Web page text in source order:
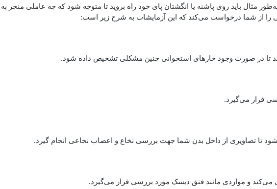
مثال باید روی پاشنه یا انگشتان پای خود راه بروید تا متوجه شود که چه عاملی منجر
را از شما درخواست می‌کند که این آزمایشات به شرح زیر است:
تا در صورت وجود خارهای استخوانی چنین مشکلی تشخیص داده شود.
قرار می‌گیرد.
تا تصاویری از داخل بدن شما جهت بررسی نخاع و اعصاب نخاعی انجام گیرد.
می‌کند و مواردی مانند فتق دیسک مورد بررسی قرار می‌گیرد.